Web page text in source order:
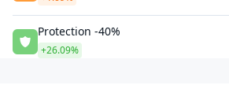
Protection -40%
+26.09%